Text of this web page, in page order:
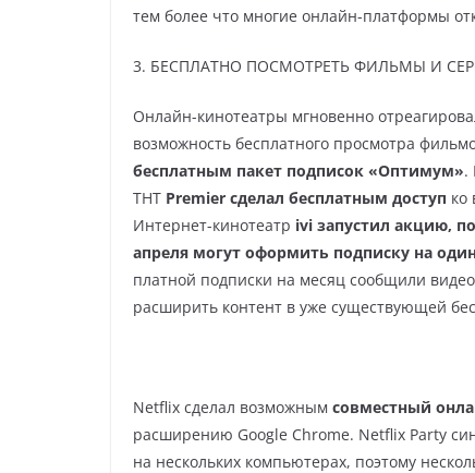
тем более что многие онлайн-платформы
3. БЕСПЛАТНО ПОСМОТРЕТЬ ФИЛЬМЫ И
Онлайн-кинотеатры мгновенно
возможность бесплатного просмотра
бесплатным пакет подписок «Оптимум».
ТНТ Premier сделал бесплатным доступ ко
Интернет-кинотеатр ivi запустил акцию,
апреля могут оформить подписку на
платной подписки на месяц сообщили
расширить контент в уже существующей
Netflix сделал возможным совместный
расширению Google Chrome. Netflix Party
на нескольких компьютерах, поэтому